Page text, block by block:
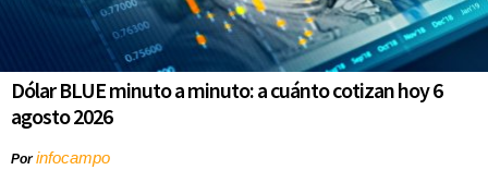
Dólar BLUE minuto a minuto: a cuánto cotizan hoy 6
agosto 2026
Porinfocampo